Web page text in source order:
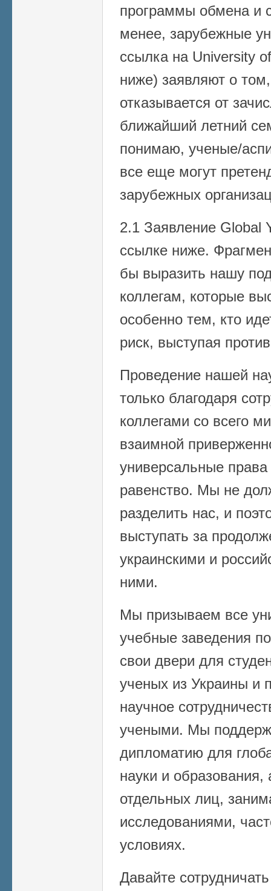
программы обмена и
менее, зарубежные
ссылка на University
ниже) заявляют о
отказывается от
ближайший летний
понимаю, ученые/
все еще могут
зарубежных
2.1 Заявление Global
ссылке ниже.
бы выразить нашу
коллегам, которые
особенно тем, кто
риск, выступая
Проведение нашей
только благодаря
коллегами со всего
взаимной
универсальные
равенство. Мы не
разделить нас, и
выступать за
украинскими и
ними.
Мы призываем все
учебные заведения
свои двери для
ученых из Украины и
научное
учеными. Мы
дипломатию для
науки и
отдельных лиц,
исследованиями,
условиях.
Давайте